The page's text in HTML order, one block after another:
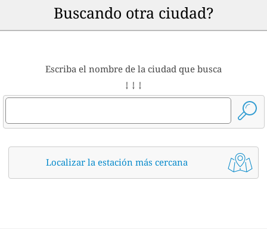
Buscando otra ciudad?
Escriba el nombre de la ciudad que busca
↓ ↓ ↓
Localizar la estación más cercana